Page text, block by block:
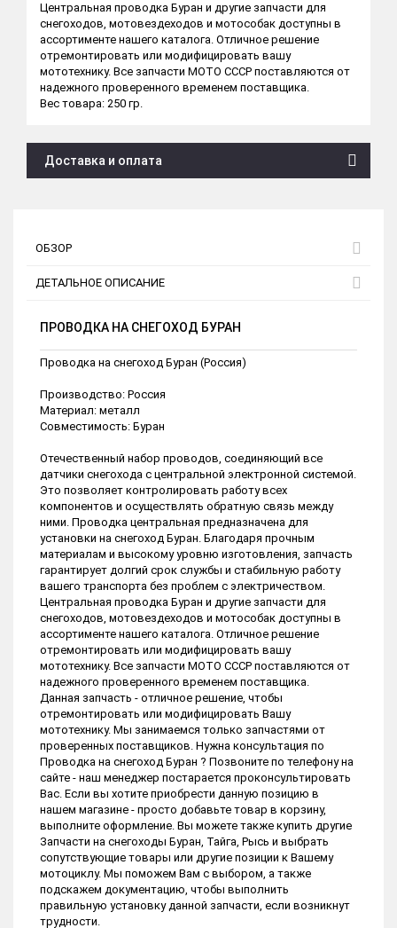
Центральная проводка Буран и другие запчасти для
снегоходов, мотовездеходов и мотособак доступны в
ассортименте нашего каталога. Отличное решение
отремонтировать или модифицировать вашу
мототехнику. Все запчасти МОТО СССР поставляются от
надежного проверенного временем поставщика.
Вес товара: 250 гр.
Доставка и оплата
ОБЗОР
ДЕТАЛЬНОЕ ОПИСАНИЕ
ПРОВОДКА НА СНЕГОХОД БУРАН
Проводка на снегоход Буран (Россия)
Производство: Россия
Материал: металл
Совместимость: Буран
Отечественный набор проводов, соединяющий все
датчики снегохода с центральной электронной системой.
Это позволяет контролировать работу всех
компонентов и осуществлять обратную связь между
ними. Проводка центральная предназначена для
установки на снегоход Буран. Благодаря прочным
материалам и высокому уровню изготовления, запчасть
гарантирует долгий срок службы и стабильную работу
вашего транспорта без проблем с электричеством.
Центральная проводка Буран и другие запчасти для
снегоходов, мотовездеходов и мотособак доступны в
ассортименте нашего каталога. Отличное решение
отремонтировать или модифицировать вашу
мототехнику. Все запчасти МОТО СССР поставляются от
надежного проверенного временем поставщика.
Данная запчасть - отличное решение, чтобы
отремонтировать или модифицировать Вашу
мототехнику. Мы занимаемся только запчастями от
проверенных поставщиков. Нужна консультация по
Проводка на снегоход Буран ? Позвоните по телефону на
сайте - наш менеджер постарается проконсультировать
Вас. Если вы хотите приобрести данную позицию в
нашем магазине - просто добавьте товар в корзину,
выполните оформление. Вы можете также купить другие
Запчасти на снегоходы Буран, Тайга, Рысь и выбрать
сопутствующие товары или другие позиции к Вашему
мотоциклу. Мы поможем Вам с выбором, а также
подскажем документацию, чтобы выполнить
правильную установку данной запчасти, если возникнут
трудности.